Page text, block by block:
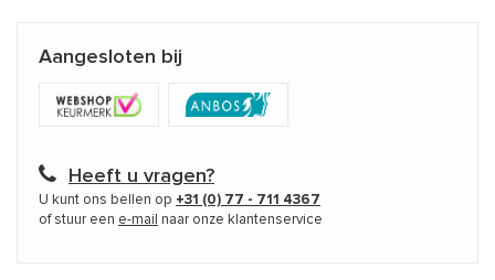
Aangesloten bij
Heeft u vragen?
U kunt ons bellen op +31 (0) 77 - 711 4367
of stuur een e-mail naar onze klantenservice